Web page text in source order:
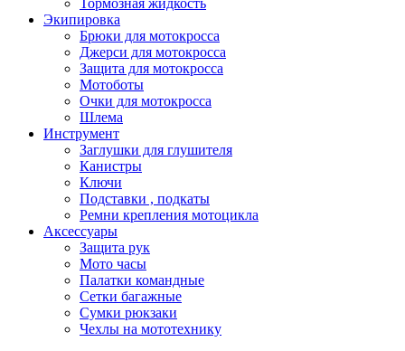
Тормозная жидкость
Экипировка
Брюки для мотокросса
Джерси для мотокросса
Защита для мотокросса
Мотоботы
Очки для мотокросса
Шлема
Инструмент
Заглушки для глушителя
Канистры
Ключи
Подставки , подкаты
Ремни крепления мотоцикла
Аксессуары
Защита рук
Мото часы
Палатки командные
Сетки багажные
Сумки рюкзаки
Чехлы на мототехнику